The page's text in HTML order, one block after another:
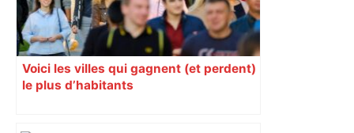
Voici les villes qui gagnent (et perdent)
le plus d’habitants